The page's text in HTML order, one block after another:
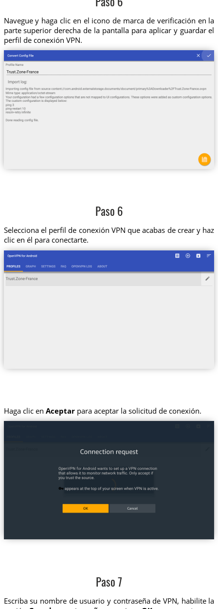
Paso 6
Navegue y haga clic en el icono de marca de verificación en la
parte superior derecha de la pantalla para aplicar y guardar el
perfil de conexión VPN.
Paso 6
Selecciona el perfil de conexión VPN que acabas de crear y haz
clic en él para conectarte.
Haga clic en Aceptarpara aceptar la solicitud de conexión.
Paso 7
Escriba su nombre de usuario y contraseña de VPN, habilite la